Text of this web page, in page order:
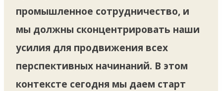
промышленное сотрудничество, и
мы должны сконцентрировать наши
усилия для продвижения всех
перспективных начинаний. В этом
контексте сегодня мы даем старт